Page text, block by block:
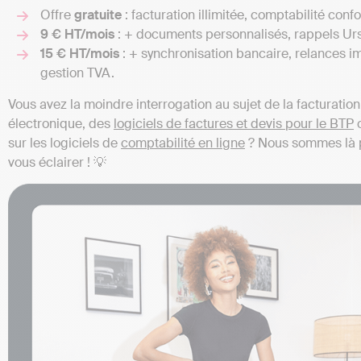
Offregratuite : facturation illimitée, comptabilité
9 € HT/mois : + documents personnalisés, rappels
15 € HT/mois : + synchronisation bancaire, relances
gestion TVA.
Vous avez la moindre interrogation au sujet de la facturation
électronique, des logiciels de factures et devis pour le BTP
sur les logiciels decomptabilité en ligne? Nous sommes là
vous éclairer ! 💡